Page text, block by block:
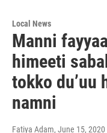
Local News
Manni
himeeti
tokko du’uu
namni
Fatiya Adam, June 15, 2020